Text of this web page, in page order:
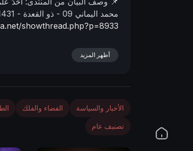
nمحمد اليماني 09 - ذو القعدة - 1431 هـ
showthread.php?p=8933
أظهر المزيد
الأخبار والسياسة الفضاء والفلك
تصنيف عام